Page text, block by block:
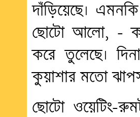
দাঁড়িয়েছে।
ছোটো আলো, -
করে তুলেছে।
কুয়াশার মতো
ছোটো ওয়েটিং-